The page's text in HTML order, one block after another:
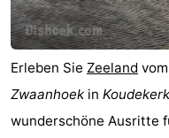
Natur
de
Mantelingen
-
Domburg
-
Westkapelle
-
Zoutelande
-
Erleben Sie Zeeland
Zwaanhoek in
wunderschöne Ausritte